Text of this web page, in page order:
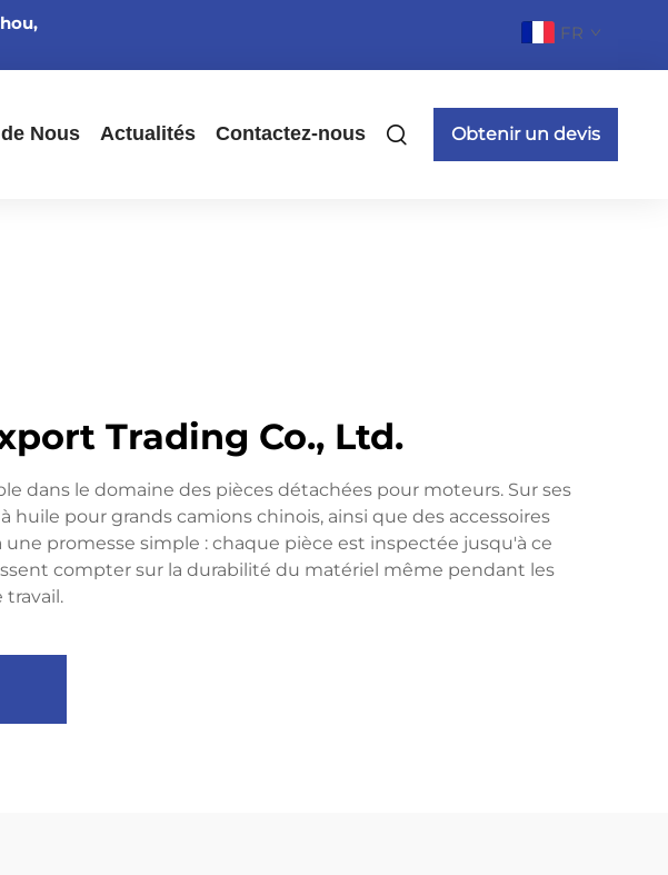
FR
Nous Actualités Contactez-nous Obtenir un devis
Trading Co., Ltd.
dans le domaine des pièces détachées pour moteurs. Sur ses
pour grands camions chinois, ainsi que des accessoires
promesse simple : chaque pièce est inspectée jusqu'à ce
compter sur la durabilité du matériel même pendant les
travail.